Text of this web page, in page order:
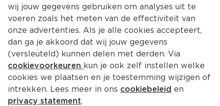
John West Tonijnstukken
zonnebloem MSC 3p
wij jouw gegevens gebruiken om analyses uit te
voeren zoals het meten van de effectiviteit van
onze advertenties. Als je alle cookies accepteert,
dan ga je akkoord dat wij jouw gegevens
(versleuteld) kunnen delen met derden. Via
cookievoorkeuren kun je ook zelf instellen welke
cookies we plaatsen en je toestemming wijzigen of
intrekken. Lees meer in ons cookiebeleid en
privacy statement.